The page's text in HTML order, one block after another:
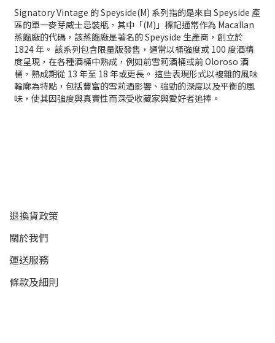
Signatory Vintage 的 Speyside(M) 系列指的是來自 Speyside 產
區的單一麥芽威士忌裝瓶，其中「(M)」標記通常作為 Macallan
蒸餾廠的代碼，該蒸餾廠是著名的 Speyside 生產商，創立於
1824 年。 該系列包含限量版發售，通常以桶強度或 100 度酒精
度呈現，在各種酒桶中熟成，例如前雪莉酒桶或前 Oloroso 酒
桶，熟成期從 13 年至 18 年或更長。 這些表現形式以複雜的風味
輪廓為特點，包括豐富的雪莉酒影響、強勁的深度以及平衡的風
味，使其因強度與真實性而深受收藏家與愛好者追捧。
退換貨政策
關於我們
運送服務
條款及細則